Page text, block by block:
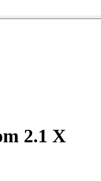
2.1 X